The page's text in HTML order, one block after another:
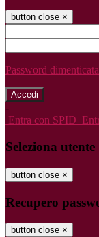
button close ×
Password
-
Entra con SPID
Seleziona utente
button close ×
Recupero
button close ×